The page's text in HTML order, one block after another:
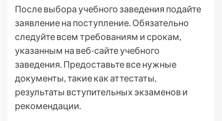
После выбора учебного заведения подайте
заявление на поступление. Обязательно
следуйте всем требованиям и срокам,
указанным на веб-сайте учебного
заведения. Предоставьте все нужные
документы, такие как аттестаты,
результаты вступительных экзаменов и
рекомендации.